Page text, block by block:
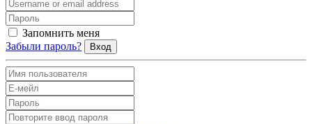
Запомнить меня
Забыли пароль?
Вход